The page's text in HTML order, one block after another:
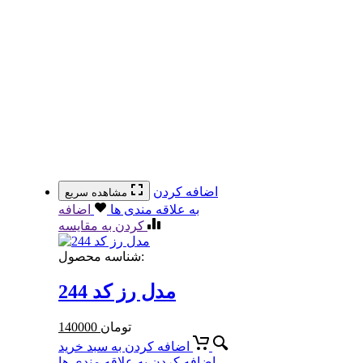
مشاهده سریع
اضافه کردن
به علاقه مندی ها
اضافه
کردن به مقایسه
شناسه محصول:
مدل رز کد 244
140000 تومان
اضافه کردن به سبد خرید